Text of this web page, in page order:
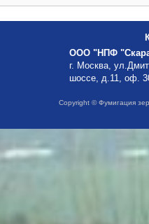
ООО "НПФ
г. Москва,
шоссе, д.11, оф.
Copyright © Фумигация